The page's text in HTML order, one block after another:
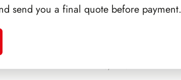
1945/1948
send you a final quote before payment.